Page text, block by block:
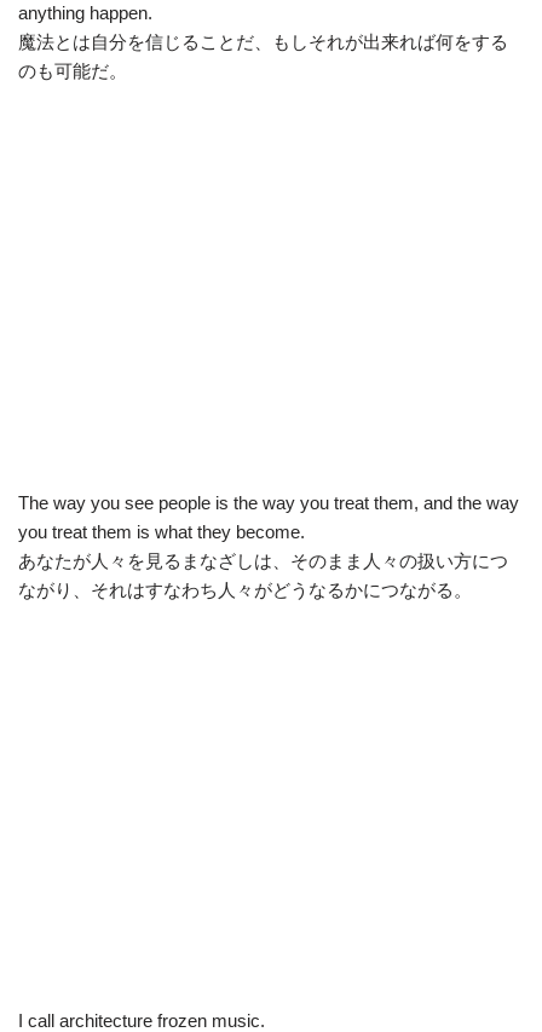
anything happen.
魔法とは自分を信じることだ、もしそれが出来れば何をする
のも可能だ。
The way you see people is the way you treat them, and the way
you treat them is what they become.
あなたが人々を見るまなざしは、そのまま人々の扱い方につ
ながり、それはすなわち人々がどうなるかにつながる。
I call architecture frozen music.